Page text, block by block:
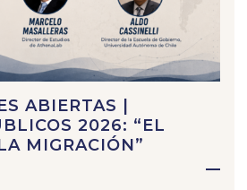
ABIERTAS |
2026: “EL
MIGRACIÓN”